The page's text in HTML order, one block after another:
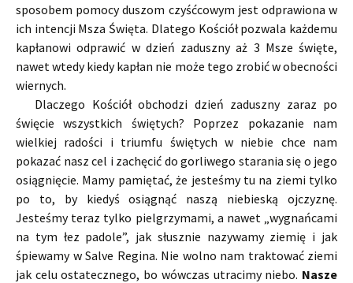
sposobem pomocy duszom czyśćcowym jest odprawiona w
ich intencji Msza Święta. Dlatego Kościół pozwala każdemu
kapłanowi odprawić w dzień zaduszny aż 3 Msze święte,
nawet wtedy kiedy kapłan nie może tego zrobić w obecności
wiernych.
Dlaczego Kościół obchodzi dzień zaduszny zaraz po
święcie wszystkich świętych? Poprzez pokazanie nam
wielkiej radości i triumfu świętych w niebie chce nam
pokazać nasz cel i zachęcić do gorliwego starania się o jego
osiągnięcie. Mamy pamiętać, że jesteśmy tu na ziemi tylko
po to, by kiedyś osiągnąć naszą niebieską ojczyznę.
Jesteśmy teraz tylko pielgrzymami, a nawet „wygnańcami
na tym łez padole”, jak słusznie nazywamy ziemię i jak
śpiewamy w Salve Regina. Nie wolno nam traktować ziemi
jak celu ostatecznego, bo wówczas utracimy niebo. Nasze